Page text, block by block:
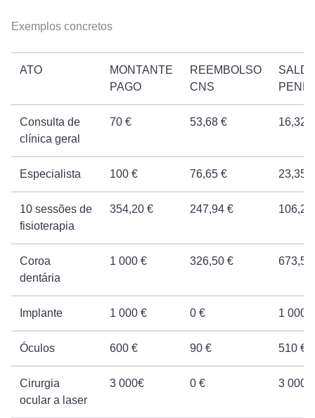
Exemplos concretos
ATO
MONTANTE
PAGO
REEMBOLSO
CNS
Consulta de
clínica geral
70 € 53,68 € 16,32 €
Especialista 100 € 76,65 € 23,35 €
10 sessões de
fisioterapia
354,20 € 247,94 € 106,26
Coroa
dentária
1 000 € 326,50 € 673,50
Implante 1 000 € 0 € 1 000 €
Óculos 600 € 90 € 510 €
Cirurgia
ocular a laser
3 000€ 0 € 3 000 €